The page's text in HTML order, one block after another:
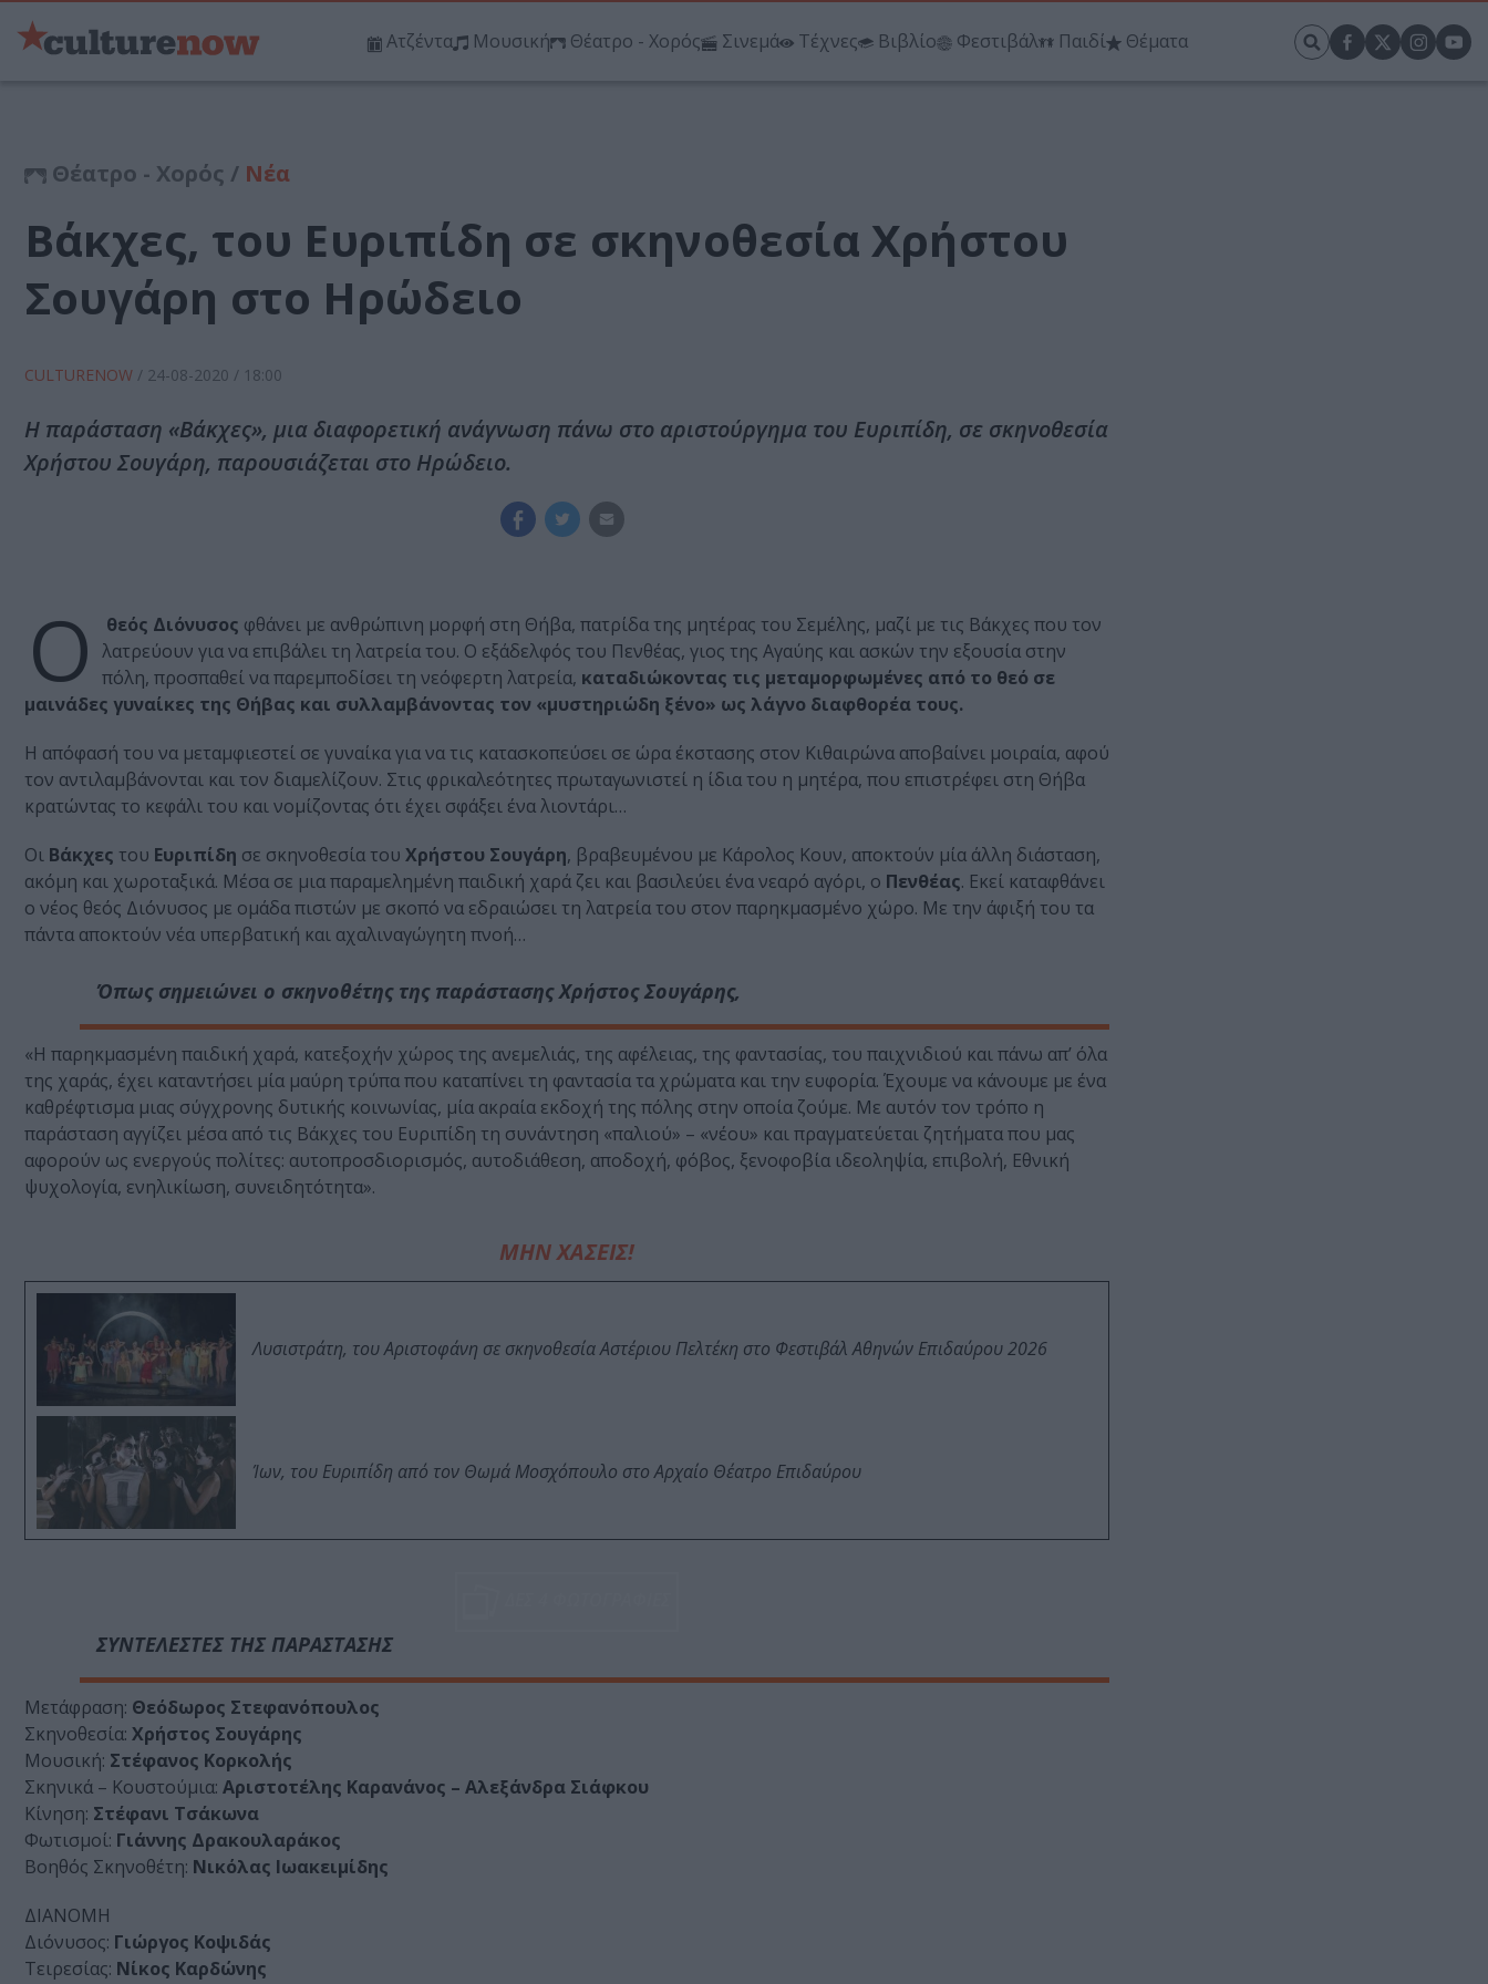
Ατζέντα Μουσική Θέατρο - Χορός Σινεμά Τέχνες Βιβλίο Φεστιβάλ Παιδί Θέματα
Θέατρο - Χορός / Νέα
Βάκχες, του Ευριπίδη σε σκηνοθεσία Χρήστου
Σουγάρη στο Ηρώδειο
CULTURENOW / 24-08-2020 / 18:00
Η παράσταση «Βάκχες», μια διαφορετική ανάγνωση πάνω στο αριστούργημα του Ευριπίδη, σε σκηνοθεσία
Χρήστου Σουγάρη, παρουσιάζεται στο Ηρώδειο.
Ο θεός Διόνυσος φθάνει με ανθρώπινη μορφή στη Θήβα, πατρίδα της μητέρας του Σεμέλης, μαζί με τις Βάκχες που τον
λατρεύουν για να επιβάλει τη λατρεία του. Ο εξάδελφός του Πενθέας, γιος της Αγαύης και ασκών την εξουσία στην
πόλη, προσπαθεί να παρεμποδίσει τη νεόφερτη λατρεία, καταδιώκοντας τις μεταμορφωμένες από το θεό σε
μαινάδες γυναίκες της Θήβας και συλλαμβάνοντας τον «μυστηριώδη ξένο» ως λάγνο διαφθορέα τους.
Η απόφασή του να μεταμφιεστεί σε γυναίκα για να τις κατασκοπεύσει σε ώρα έκστασης στον Κιθαιρώνα αποβαίνει μοιραία, αφού
τον αντιλαμβάνονται και τον διαμελίζουν. Στις φρικαλεότητες πρωταγωνιστεί η ίδια του η μητέρα, που επιστρέφει στη Θήβα
κρατώντας το κεφάλι του και νομίζοντας ότι έχει σφάξει ένα λιοντάρι…
Οι Βάκχες του Ευριπίδη σε σκηνοθεσία του Χρήστου Σουγάρη, βραβευμένου με Κάρολος Κουν, αποκτούν μία άλλη διάσταση,
ακόμη και χωροταξικά. Μέσα σε μια παραμελημένη παιδική χαρά ζει και βασιλεύει ένα νεαρό αγόρι, ο Πενθέας. Εκεί καταφθάνει
ο νέος θεός Διόνυσος με ομάδα πιστών με σκοπό να εδραιώσει τη λατρεία του στον παρηκμασμένο χώρο. Με την άφιξή του τα
πάντα αποκτούν νέα υπερβατική και αχαλιναγώγητη πνοή…
Όπως σημειώνει ο σκηνοθέτης της παράστασης Χρήστος Σουγάρης,
«Η παρηκμασμένη παιδική χαρά, κατεξοχήν χώρος της ανεμελιάς, της αφέλειας, της φαντασίας, του παιχνιδιού και πάνω απ’ όλα
της χαράς, έχει καταντήσει μία μαύρη τρύπα που καταπίνει τη φαντασία τα χρώματα και την ευφορία. Έχουμε να κάνουμε με ένα
καθρέφτισμα μιας σύγχρονης δυτικής κοινωνίας, μία ακραία εκδοχή της πόλης στην οποία ζούμε. Με αυτόν τον τρόπο η
παράσταση αγγίζει μέσα από τις Βάκχες του Ευριπίδη τη συνάντηση «παλιού» – «νέου» και πραγματεύεται ζητήματα που μας
αφορούν ως ενεργούς πολίτες: αυτοπροσδιορισμός, αυτοδιάθεση, αποδοχή, φόβος, ξενοφοβία ιδεοληψία, επιβολή, Εθνική
ψυχολογία, ενηλικίωση, συνειδητότητα».
ΜΗΝ ΧΑΣΕΙΣ!
Λυσιστράτη, του Αριστοφάνη σε σκηνοθεσία Αστέριου Πελτέκη στο Φεστιβάλ Αθηνών Επιδαύρου 2026
Ίων, του Ευριπίδη από τον Θωμά Μοσχόπουλο στο Αρχαίο Θέατρο Επιδαύρου
ΣΥΝΤΕΛΕΣΤΕΣ ΤΗΣ ΠΑΡΑΣΤΑΣΗΣ
Μετάφραση: Θεόδωρος Στεφανόπουλος
Σκηνοθεσία: Χρήστος Σουγάρης
Μουσική: Στέφανος Κορκολής
Σκηνικά – Κουστούμια: Αριστοτέλης Καρανάνος – Αλεξάνδρα Σιάφκου
Κίνηση: Στέφανι Τσάκωνα
Φωτισμοί: Γιάννης Δρακουλαράκος
Βοηθός Σκηνοθέτη: Νικόλας Ιωακειμίδης
ΔΙΑΝΟΜΗ
Διόνυσος: Γιώργος Κοψιδάς
Τειρεσίας: Νίκος Καρδώνης